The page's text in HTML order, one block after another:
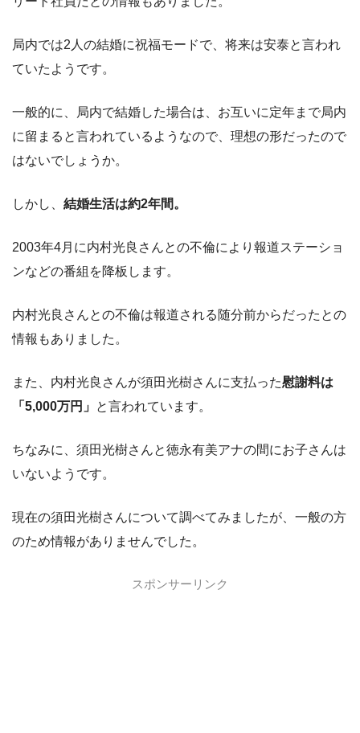
局内では2人の結婚に祝福モードで、将来は安泰と言われ
ていたようです。
一般的に、局内で結婚した場合は、お互いに定年まで局内
に留まると言われているようなので、理想の形だったので
はないでしょうか。
しかし、 結婚生活は約2年間。
2003年4月に内村光良さんとの不倫により報道ステーショ
ンなどの番組を降板します。
内村光良さんとの不倫は報道される随分前からだったとの
情報もありました。
また、内村光良さんが須田光樹さんに支払った慰謝料は
「5,000万円」 と言われています。
ちなみに、須田光樹さんと徳永有美アナの間にお子さんは
いないようです。
現在の須田光樹さんについて調べてみましたが、一般の方
のため情報がありませんでした。
スポンサーリンク